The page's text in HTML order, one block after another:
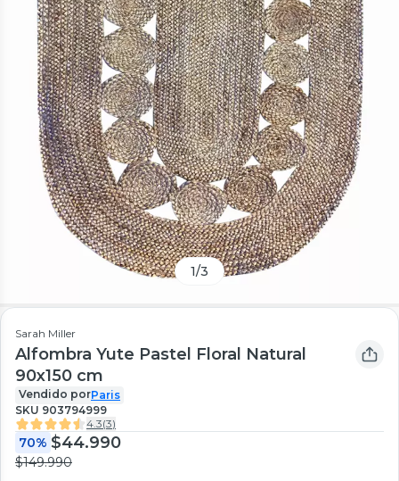
1/3
Sarah Miller
Alfombra Yute Pastel Floral Natural
90x150 cm
Vendido porParis
SKU 903794999
4.3(3)
70% $44.990
$149.990